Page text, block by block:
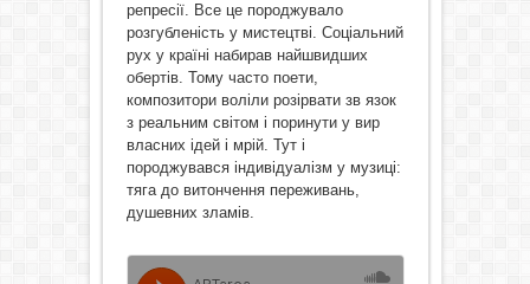
репресії. Все це породжувало
розгубленість у мистецтві. Соціальний
рух у країні набирав найшвидших
обертів. Тому часто поети,
композитори воліли розірвати зв язок
з реальним світом і поринути у вир
власних ідей і мрій. Тут і
породжувався індивідуалізм у музиці:
тяга до витончення переживань,
душевних зламів.